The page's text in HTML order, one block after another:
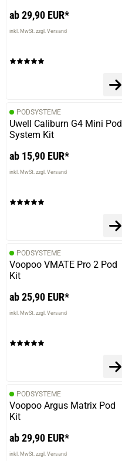
ab 29,90 EUR*
inkl. MwSt. zzgl. Versand
PODSYSTEME
Uwell Caliburn G4 Mini Pod
System Kit
ab 15,90 EUR*
inkl. MwSt. zzgl. Versand
PODSYSTEME
Voopoo VMATE Pro 2 Pod
Kit
ab 25,90 EUR*
inkl. MwSt. zzgl. Versand
PODSYSTEME
Voopoo Argus Matrix Pod
Kit
ab 29,90 EUR*
inkl. MwSt. zzgl. Versand